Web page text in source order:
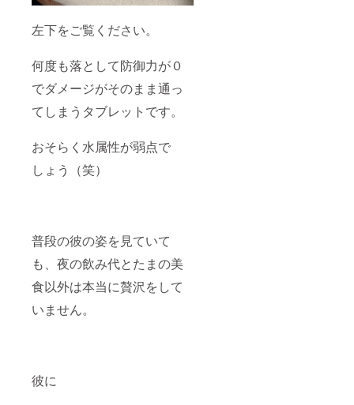
左下をご覧ください。
何度も落として防御力が０
でダメージがそのまま通っ
てしまうタブレットです。
おそらく水属性が弱点で
しょう（笑）
普段の彼の姿を見ていて
も、夜の飲み代とたまの美
食以外は本当に贅沢をして
いません。
彼に